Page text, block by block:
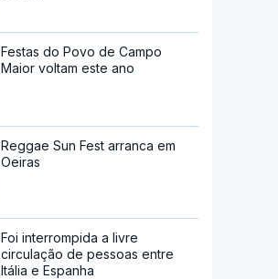
Festas do Povo de Campo
Maior voltam este ano
Reggae Sun Fest arranca em
Oeiras
Foi interrompida a livre
circulação de pessoas entre
Itália e Espanha